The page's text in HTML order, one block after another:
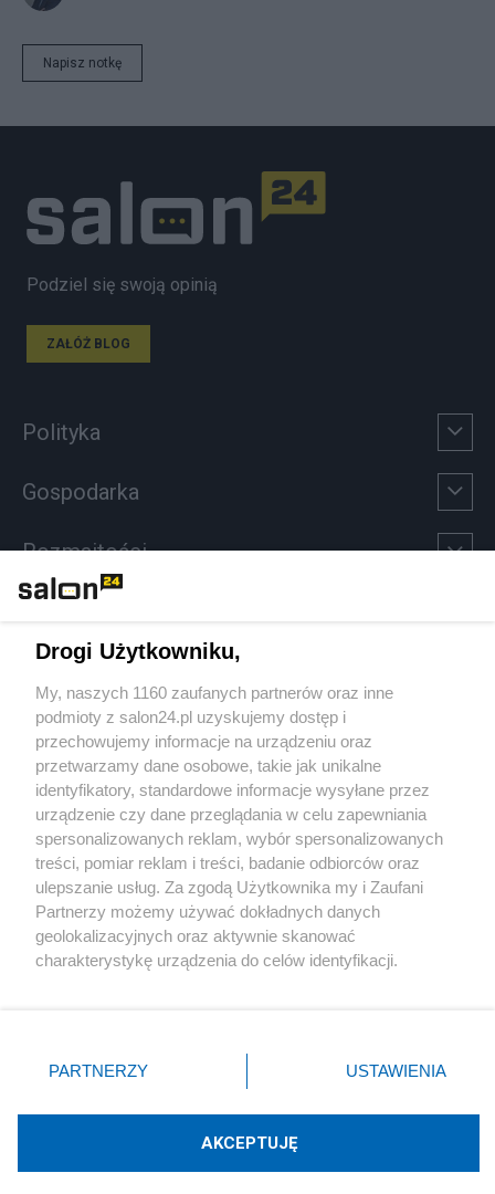
Napisz notkę
Podziel się swoją opinią
ZAŁÓŻ BLOG
Polityka
Gospodarka
Rozmaitości
Sport
Społeczeństwo
Kultura
X Facebook Instagram Youtube
Technologię dostarcza:W3media.pl
Drogi Użytkowniku,
My, naszych 1160 zaufanych partnerów oraz inne
podmioty z salon24.pl uzyskujemy dostęp i
przechowujemy informacje na urządzeniu oraz
przetwarzamy dane osobowe, takie jak unikalne
identyfikatory, standardowe informacje wysyłane przez
urządzenie czy dane przeglądania w celu zapewniania
spersonalizowanych reklam, wybór spersonalizowanych
treści, pomiar reklam i treści, badanie odbiorców oraz
ulepszanie usług. Za zgodą Użytkownika my i Zaufani
Partnerzy możemy używać dokładnych danych
geolokalizacyjnych oraz aktywnie skanować
charakterystykę urządzenia do celów identyfikacji.
zmienić/wycofać klikając przycisk ustawień prywatności
znajdujący się w lewym dolnym rogu strony
rodzaje przetwarzania danych nie wymagają zgody
użytkownika, ale masz prawo sprzeciwić się takiemu
PARTNERZY USTAWIENIA
AKCEPTUJĘ